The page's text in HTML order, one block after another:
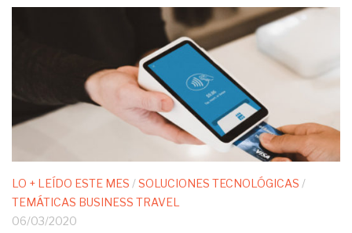
LO + LEÍDO ESTE MES /SOLUCIONES TECNOLÓGICAS /
TEMÁTICAS BUSINESS TRAVEL
06/03/2020